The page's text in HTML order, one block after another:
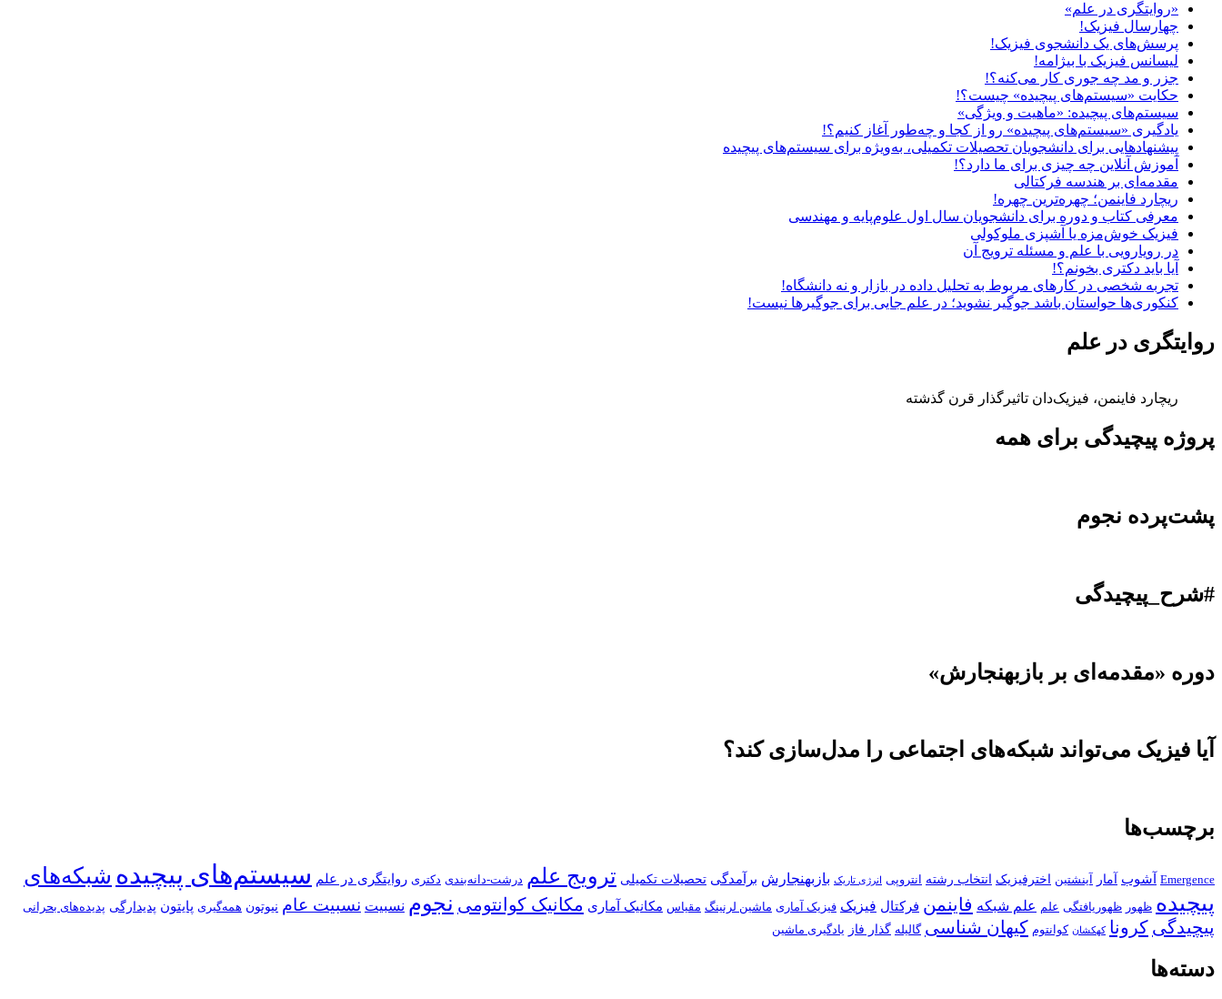
«روایتگری در علم»
چهارسال فیزیک!
پرسش‌های یک دانشجوی فیزیک!
لیسانس فیزیک با بیژامه!
جزر و مد چه جوری کار می‌کنه؟!
حکایت «سیستم‌های پیچیده» چیست؟!
سیستم‌های پیچیده: «ماهیت و ویژگی‌»
یادگیری «سیستم‌های پیچیده» رو از کجا و چه‌طور آغاز کنیم؟!
پیشنهادهایی برای دانشجویان تحصیلات تکمیلی، به‌ویژه برای سیستم‌های پیچیده
آموزش آنلاین چه چیزی برای ما دارد؟!
مقدمه‌ای بر هندسه فرکتالی
ریچارد فاینمن؛ چهره‌ترین چهره!
معرفی کتاب و دوره برای دانشجویان سال اول علوم‌پایه و مهندسی
فیزیک خوش‌مزه یا آشپزی ملوکولی
در رویارویی با علم و مسئله ترویج آن
آیا باید دکتری بخونم؟!
تجربه شخصی در کارهای مربوط به تحلیل داده در بازار و نه دانشگاه!
کنکوری‌ها حواستان باشد جوگیر نشوید؛ در علم جایی برای جوگیرها نیست!
روایتگری در علم
ریچارد فاینمن، فیزیک‌دان تاثیرگذار قرن گذشته
پروژه پیچیدگی برای همه
پشت‌پرده نجوم
#شرح_پیچیدگی
دوره «مقدمه‌ای بر بازبهنجارش»
آیا فیزیک می‌تواند شبکه‌های اجتماعی را مدل‌سازی کند؟
برچسب‌ها
Emergence آشوب آمار آینشتین اخترفیزیک انتخاب رشته انتروپی انرژی تاریک بازبهنجارش برآمدگی تحصیلات تکمیلی ترویج علم درشت-دانه‌بندی دکتری روایتگری در علم سیستم‌های پیچیده شبکه‌های
پیچیده ظهور ظهوریافتگی علم علم شبکه فاینمن فرکتال فیزیک فیزیک آماری ماشین لرنینگ مقیاس مکانیک آماری مکانیک کوانتومی نجوم نسبیت نسبیت عام نیوتون همه‌گیری پایتون پدیدارگی پدیده‌های بحرانی
پیچیدگی کرونا کهکشان کوانتوم کیهان شناسی گالیله گذار فاز یادگیری ماشین
دسته‌ها